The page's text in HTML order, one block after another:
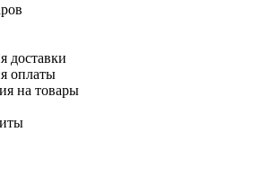
доставки
оплаты
на товары